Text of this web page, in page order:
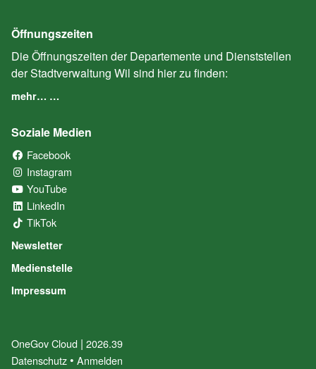
Öffnungszeiten
Die Öffnungszeiten der Departemente und Dienststellen
der Stadtverwaltung Wil sind hier zu finden:
mehr… …
Soziale Medien
Facebook
Instagram
YouTube
LinkedIn
TikTok
Newsletter
Medienstelle
Impressum
OneGov Cloud (External Link)
| 2026.39
Datenschutz (External Link)
Anmelden